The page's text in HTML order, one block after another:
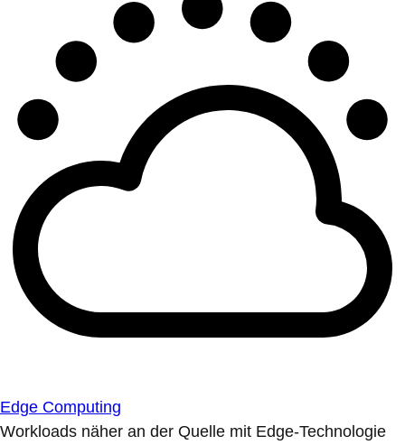
Edge Computing
Workloads näher an der Quelle mit Edge-Technologie